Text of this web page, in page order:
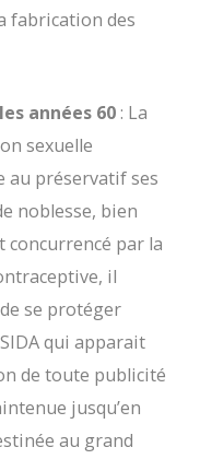
fabrication des
années 60 : La
sexuelle
au préservatif ses
noblesse, bien
concurrencé par la
il
se protéger
qui apparait
de toute publicité
jusqu’en
au grand